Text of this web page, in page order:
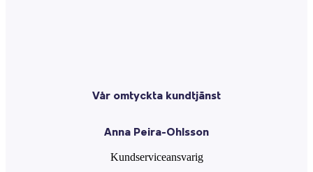
Vår omtyckta kundtjänst
Anna Peira-Ohlsson
Kundserviceansvarig